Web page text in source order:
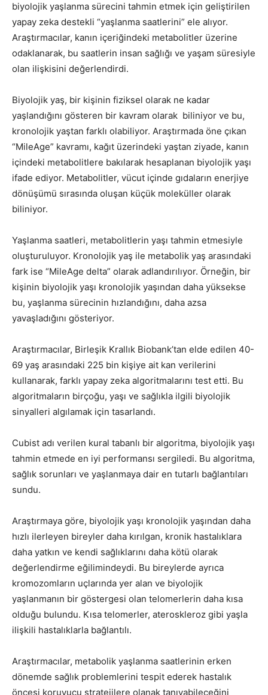
biyolojik yaşlanma sürecini tahmin etmek için geliştirilen
yapay zeka destekli “yaşlanma saatlerini” ele alıyor.
Araştırmacılar, kanın içeriğindeki metabolitler üzerine
odaklanarak, bu saatlerin insan sağlığı ve yaşam süresiyle
olan ilişkisini değerlendirdi.
Biyolojik yaş, bir kişinin fiziksel olarak ne kadar
yaşlandığını gösteren bir kavram olarak biliniyor ve bu,
kronolojik yaştan farklı olabiliyor. Araştırmada öne çıkan
“MileAge” kavramı, kağıt üzerindeki yaştan ziyade, kanın
içindeki metabolitlere bakılarak hesaplanan biyolojik yaşı
ifade ediyor. Metabolitler, vücut içinde gıdaların enerjiye
dönüşümü sırasında oluşan küçük moleküller olarak
biliniyor.
Yaşlanma saatleri, metabolitlerin yaşı tahmin etmesiyle
oluşturuluyor. Kronolojik yaş ile metabolik yaş arasındaki
fark ise “MileAge delta” olarak adlandırılıyor. Örneğin, bir
kişinin biyolojik yaşı kronolojik yaşından daha yüksekse
bu, yaşlanma sürecinin hızlandığını, daha azsa
yavaşladığını gösteriyor.
Araştırmacılar, Birleşik Krallık Biobank’tan elde edilen 40-
69 yaş arasındaki 225 bin kişiye ait kan verilerini
kullanarak, farklı yapay zeka algoritmalarını test etti. Bu
algoritmaların birçoğu, yaşı ve sağlıkla ilgili biyolojik
sinyalleri algılamak için tasarlandı.
Cubist adı verilen kural tabanlı bir algoritma, biyolojik yaşı
tahmin etmede en iyi performansı sergiledi. Bu algoritma,
sağlık sorunları ve yaşlanmaya dair en tutarlı bağlantıları
sundu.
Araştırmaya göre, biyolojik yaşı kronolojik yaşından daha
hızlı ilerleyen bireyler daha kırılgan, kronik hastalıklara
daha yatkın ve kendi sağlıklarını daha kötü olarak
değerlendirme eğilimindeydi. Bu bireylerde ayrıca
kromozomların uçlarında yer alan ve biyolojik
yaşlanmanın bir göstergesi olan telomerlerin daha kısa
olduğu bulundu. Kısa telomerler, ateroskleroz gibi yaşla
ilişkili hastalıklarla bağlantılı.
Araştırmacılar, metabolik yaşlanma saatlerinin erken
dönemde sağlık problemlerini tespit ederek hastalık
öncesi koruyucu stratejilere olanak tanıyabileceğini